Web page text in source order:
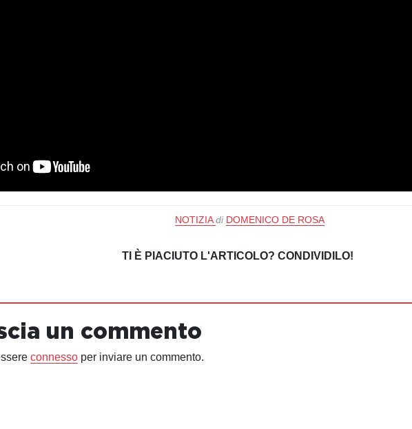
NOTIZIA di DOMENICO DE ROSA
TI È PIACIUTO L'ARTICOLO? CONDIVIDILO!
un commento
connessoper inviare un commento.